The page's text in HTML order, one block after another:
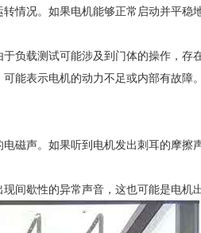
情况。如果电机能够正常启动并平稳
负载测试可能涉及到门体的操作，存
能表示电机的动力不足或内部有故障。
磁声。如果听到电机发出刺耳的摩擦
间歇性的异常声音，这也可能是电机